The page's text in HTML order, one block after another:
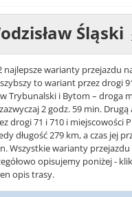
Śląski
najlepsze warianty przejazdu
to wariant przez drogi
Trybunalski i Bytom – droga
2 godz. 59 min.
drogi 71 i 710 i miejscowości
długość 279 km, a czas jej
Wszystkie warianty przejazdu
opisujemy poniżej -
opis trasy.